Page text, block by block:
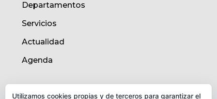
Departamentos
Servicios
Actualidad
Agenda
Utilizamos cookies propias y de terceros para garantizar el